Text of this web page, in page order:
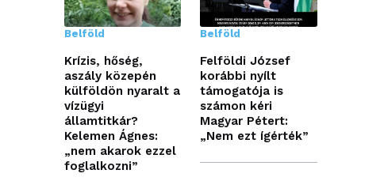
Belföld
Krízis, hőség,
aszály közepén
külföldön nyaralt a
vízügyi
államtitkár?
Kelemen Ágnes:
„nem akarok ezzel
foglalkozni”
Belföld
Felföldi József
korábbi nyílt
támogatója is
számon kéri
Magyar Pétert:
„Nem ezt ígérték”